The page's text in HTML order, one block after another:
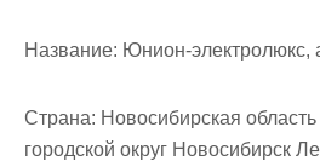
Название: Юнион-электролюкс,
Страна: Новосибирская
городской округ Новосибирск